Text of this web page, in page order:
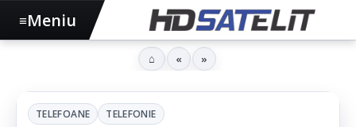
TELEFOANE TELEFONIE
≡Meniu
⌂ « »